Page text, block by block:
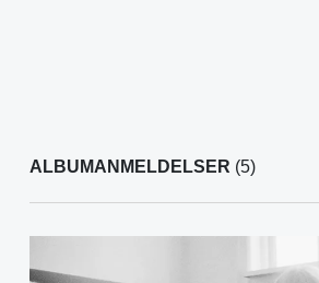
ALBUMANMELDELSER (5)